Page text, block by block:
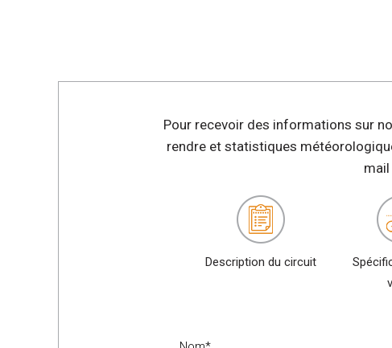
Pour recevoir des informations sur
rendre et statistiques
Description du circuit